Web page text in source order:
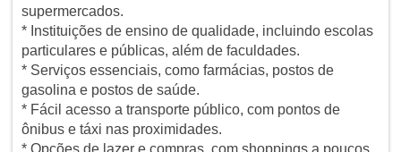
supermercados.
* Instituições de ensino de qualidade, incluindo escolas
particulares e públicas, além de faculdades.
* Serviços essenciais, como farmácias, postos de
gasolina e postos de saúde.
* Fácil acesso a transporte público, com pontos de
ônibus e táxi nas proximidades.
* Opções de lazer e compras, com shoppings a poucos